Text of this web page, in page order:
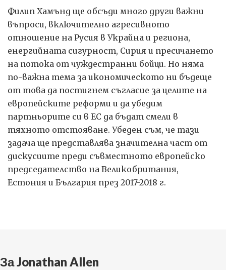
Филип Хамънд ще обсъди много други важни
въпроси, включително агресивното
отношение на Русия в Украйна и региона,
енергийната сигурност, Сирия и пресичането
на потока от чуждестранни бойци. Но няма
по-важна тема за икономическото ни бъдеще
от това да постигнем съгласие за целите на
европейските реформи и да убедим
партньорите си в ЕС да бъдат смели в
тяхното отстояване. Убеден съм, че тази
задача ще представлява значителна част от
дискусиите преди съвместното европейско
председателство на Великобритания,
Естония и България през 2017-2018 г.
За Jonathan Allen